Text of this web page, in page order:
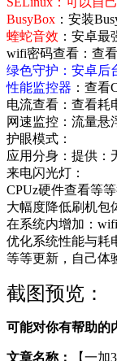
BusyBox ：安装
蝰蛇音效 ：安卓最
wifi密码查看：查
绿色守护：安卓后
性能监控器 ：查
电流查看：查看耗
网速监控：流量悬
护眼模式：
应用分身：提供：
来电闪光灯：
CPUz硬件查看等
大幅度降低刷机包
在系统内增加：
优化系统性能与耗
等等更新，自己体
截图预览：
可能对你有帮助的
文章名称： 【一